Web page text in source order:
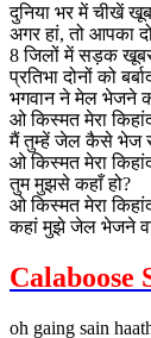
दुनिया भर में चीखें
अगर हां, तो आपका
8 जिलों में सड़क
प्रतिभा दोनों को
भगवान ने मेल भेजने
ओ किस्मत मेरा
मैं तुम्हें जेल कैसे भेज
ओ किस्मत मेरा
तुम मुझसे कहाँ हो?
ओ किस्मत मेरा
कहां मुझे जेल भेजने
Calaboose
oh gaing sain